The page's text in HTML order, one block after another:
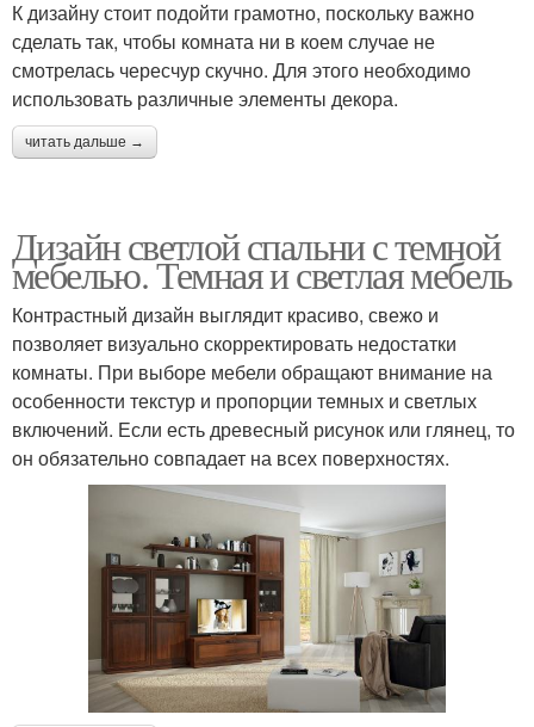
К дизайну стоит подойти грамотно, поскольку важно
сделать так, чтобы комната ни в коем случае не
смотрелась чересчур скучно. Для этого необходимо
использовать различные элементы декора.
читать дальше →
Дизайн светлой спальни с темной
мебелью. Темная и светлая мебель
Контрастный дизайн выглядит красиво, свежо и
позволяет визуально скорректировать недостатки
комнаты. При выборе мебели обращают внимание на
особенности текстур и пропорции темных и светлых
включений. Если есть древесный рисунок или глянец, то
он обязательно совпадает на всех поверхностях.